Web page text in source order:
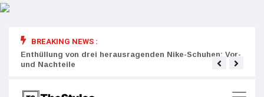
BREAKING NEWS :
Enthüllung von drei herausragenden Nike-Schuhen: Vor-
und Nachteile